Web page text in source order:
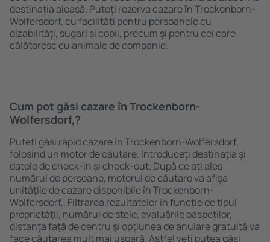
destinația aleasă. Puteți rezerva cazare în Trockenborn-
Wolfersdorf, cu facilități pentru persoanele cu
dizabilități, sugari și copii, precum și pentru cei care
călătoresc cu animale de companie.
Cum pot găsi cazare în Trockenborn-
Wolfersdorf,?
Puteți găsi rapid cazare în Trockenborn-Wolfersdorf,
folosind un motor de căutare. Introduceți destinația și
datele de check-in și check-out. După ce ați ales
numărul de persoane, motorul de căutare va afișa
unităţile de cazare disponibile în Trockenborn-
Wolfersdorf,. Filtrarea rezultatelor în funcție de tipul
proprietăţii, numărul de stele, evaluările oaspeților,
distanța față de centru și opțiunea de anulare gratuită va
face căutarea mult mai ușoară. Astfel veți putea găsi